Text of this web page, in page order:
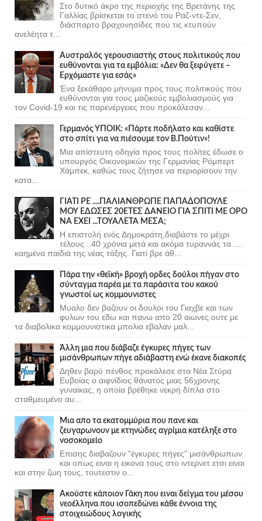
Στο δυτικό άκρο της περιοχής της Βρετάνης της
Γαλλίας βρίσκεται το στενό του Ραζ-ντε-Σεν,
διάσπαρτο βραχονησίδες που τις κτυπούν
ανελέητα τ...
Αυστραλός γερουσιαστής στους πολιτικούς που
ευθύνονται για τα εμβόλια: «Δεν θα ξεφύγετε –
Ερχόμαστε για εσάς»
Ένα ξεκάθαρο μήνυμα προς τους πολιτικούς που
ευθύνονται για τους μαζικούς εμβολιασμούς για
τον Covid-19 και τις παρενέργειες που προκάλεσαν...
Γερμανός ΥΠΟΙΚ: «Πάρτε ποδήλατο και καθίστε
στο σπίτι για να πιέσουμε τον Β.Πούτιν»!
Μια απίστευτη οδηγία προς τους πολίτες έδωσε ο
υπουργός Οικονομικών της Γερμανίας Ρόμπερτ
Χάμπεκ, καθώς τους ζήτησε να περιορίσουν την
κατα...
ΓΙΑΤΙ ΡΕ ....ΠΑΛΙΑΝΘΡΩΠΕ ΠΑΠΑΔΟΠΟΥΛΕ
ΜΟΥ ΕΔΩΣΕΣ 20ΕΤΕΣ ΔΑΝΕΙΟ ΓΙΑ ΣΠΙΤΙ ΜΕ ΟΡΟ
ΝΑ ΕΧΕΙ ...ΤΟΥΑΛΕΤΑ ΜΕΣΑ;
Η επιστολή ενός Δημοκράτη,διαβάστε το μέχρι
τέλους...40 χρόνια μετά και ακόμα τυραννάς τα ....
καημένα παιδιά της νέας τάξης. Γιατί βρε άθ...
Πάρα την «θεϊκή» βροχή ορδες δούλοι πήγαν στο
σύνταγμα παρέα με τα παράσιτα του κακού
γνωστοί ως κομμουνιστες
Μυαλο δεν βαζουν οι δουλοι του Γιαχβε και των
φυλων του εδω και πανω απο 20 αιωνες ουτε με
τα διαβολικα κομμουνιστικα μπολια εβαλαν μαλ...
Άλλη μια που διάβαζε έγκυρες πήγες των
μισάνθρωπων πήγε αδιάβαστη ενώ έκανε διακοπές
Δηθεν βαρύ πένθος προκάλεσε στα Νέα Στύρα
Ευβοίας ο αιφνίδιος θάνατος μιας 56χρονης
γυναίκας, η οποία βρέθηκε νεκρή δίπλα στο
σταθμευμένο αυ...
Μια απο τα εκατομμύρια που πανε και
ζευγαρωνουν με κτηνώδες αγρίμια κατέληξε στο
νοσοκομείο
Επισης διαβαζουν "έγκυρες πήγες" μισάνθρωπων
και οπως ειναι η εικονα τους στο ιντερνετ ετσι ειναι
και στην ζωη τους, τουτεστιν ο...
Ακούστε κάποιον Γάκη που ειναι δείγμα του μέσου
νεοέλληνα που ισοπεδώνει κάθε έννοια της
στοιχειώδους λογικής